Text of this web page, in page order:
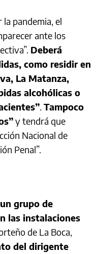
pandemia, el
ante los
Deberá
como residir en
La Matanza,
alcohólicas o
. Tampoco
y tendrá que
Nacional de
Penal”.
grupo de
las instalaciones
de La Boca,
del dirigente